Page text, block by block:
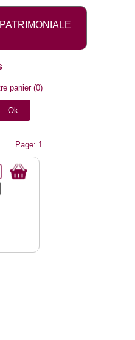
panier(0)
Page: 1